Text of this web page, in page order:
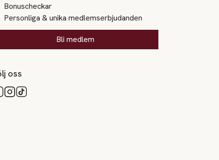
Bonuscheckar
Personliga & unika medlemserbjudanden
Bli medlem
oss